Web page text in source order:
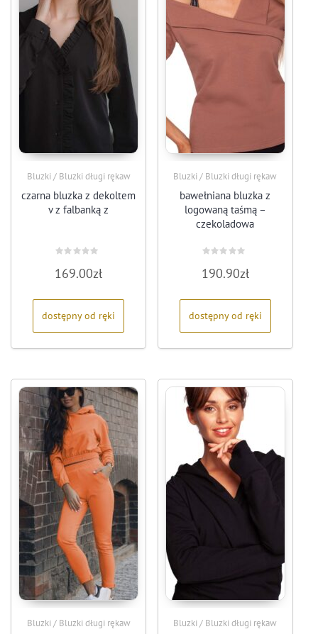
Bluzki / Bluzki długi rękaw
czarna bluzka z dekoltem
v z falbanką z
0
na
169.00zł
dostępny od ręki
Bluzki / Bluzki długi rękaw
bawełniana bluzka z
logowaną taśmą –
czekoladowa
0
na
190.90zł
dostępny od ręki
Bluzki / Bluzki długi rękaw Bluzki / Bluzki długi rękaw